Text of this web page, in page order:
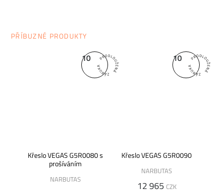
PŘÍBUZNÉ PRODUKTY
10
Křeslo VEGAS G5R0080 s
prošíváním
NARBUTAS
10
Křeslo VEGAS G5R0090
NARBUTAS
12 965 CZK